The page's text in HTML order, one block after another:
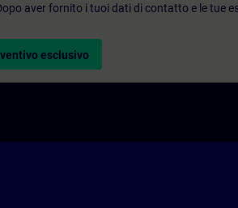
aver fornito i tuoi dati di contatto e le tue
esclusivo